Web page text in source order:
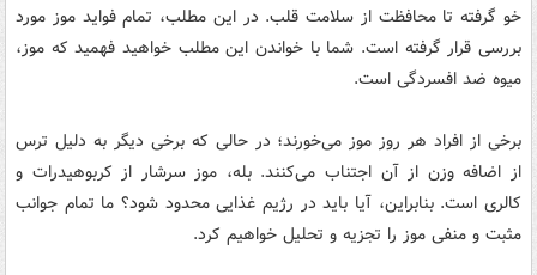
خو گرفته تا محافظت از سلامت قلب. در این مطلب، تمام فواید موز مورد
بررسی قرار گرفته است. شما با خواندن این مطلب خواهید فهمید که موز،
میوه ضد افسردگی است.
برخی از افراد هر روز موز می‌خورند؛ در حالی که برخی دیگر به دلیل ترس
از اضافه وزن از آن اجتناب می‌کنند. بله، موز سرشار از کربوهیدرات و
کالری است. بنابراین، آیا باید در رژیم غذایی محدود شود؟ ما تمام جوانب
مثبت و منفی موز را تجزیه و تحلیل خواهیم کرد.